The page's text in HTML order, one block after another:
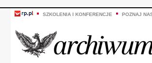
SZKOLENIA I KONFERENCJE POZNAJ